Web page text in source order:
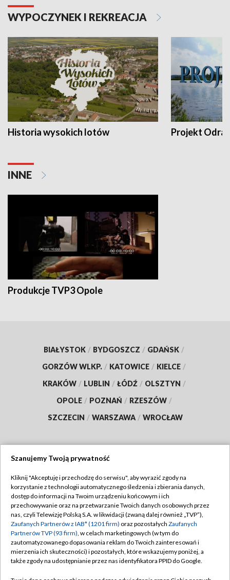
WYPOCZYNEK I REKREACJA
Historia wysokich lotów Projekt Odra
INNE
Produkcje TVP3 Opole
BIAŁYSTOK / BYDGOSZCZ / GDAŃSK /
GORZÓW WLKP. / KATOWICE / KIELCE /
KRAKÓW / LUBLIN / ŁÓDŹ / OLSZTYN /
OPOLE / POZNAŃ / RZESZÓW /
SZCZECIN / WARSZAWA / WROCŁAW
TVP
Abonament TVP
Emisja w TVP
Centrum informacji TVP
Naziemna Telewizja Cyfrowa
Regulamin TVP
Polityka prywatności
Moje zgody
Pomoc
Szanujemy Twoją prywatność
Kliknij "Akceptuję i przechodzę do serwisu", aby wyrazić zgody na
korzystanie z technologii automatycznego śledzenia i zbierania danych,
dostęp do informacji na Twoim urządzeniu końcowym i ich
przechowywanie oraz na przetwarzanie Twoich danych osobowych przez
nas, czyli Telewizję Polską S.A. w likwidacji (zwaną dalej również „TVP”),
Zaufanych Partnerów z IAB* (1201 firm) oraz pozostałych Zaufanych
Partnerów TVP (93 firm), w celach marketingowych (w tym do
zautomatyzowanego dopasowania reklam do Twoich zainteresowań i
mierzenia ich skuteczności) i pozostałych, które wskazujemy poniżej, a
także zgody na udostępnianie przez nas identyfikatora PPID do Google.